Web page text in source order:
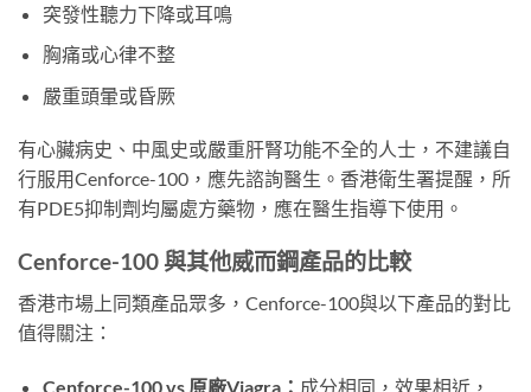
突發性聽力下降或耳鳴
胸痛或心律不整
嚴重頭暈或昏厥
有心臟病史、中風史或嚴重肝腎功能不全的人士，不建議自
行服用Cenforce-100，應先諮詢醫生。香港衛生署提醒，所
有PDE5抑制劑均屬處方藥物，應在醫生指導下使用。
Cenforce-100 與其他威而鋼產品的比較
香港市場上同類產品眾多，Cenforce-100與以下產品的對比
值得關注：
Cenforce-100 vs 原廠Viagra： 成分相同，效果相近，